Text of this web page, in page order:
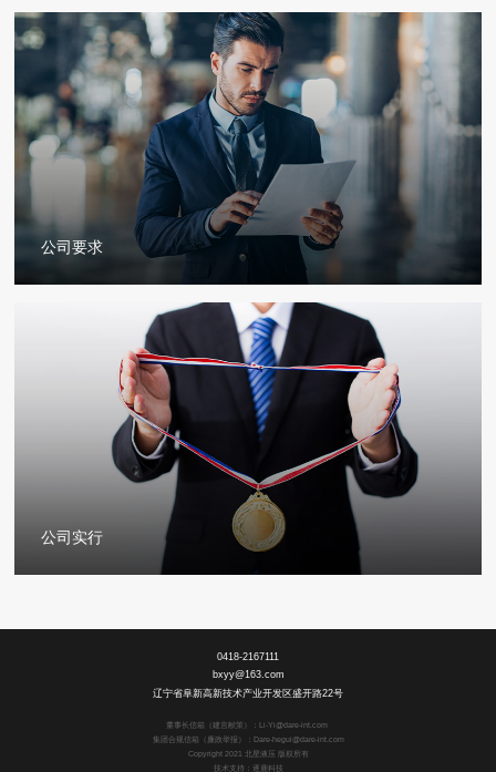
公司要求
公司实行
0418-2167111
bxyy@163.com
辽宁省阜新高新技术产业开发区盛开路22号
董事长信箱（建言献策）：Li-Yi@dare-int.com
集团合规信箱（廉政举报）：Dare-hegui@dare-int.com
Copyright 2021 北星液压 版权所有
技术支持：逐鹿科技